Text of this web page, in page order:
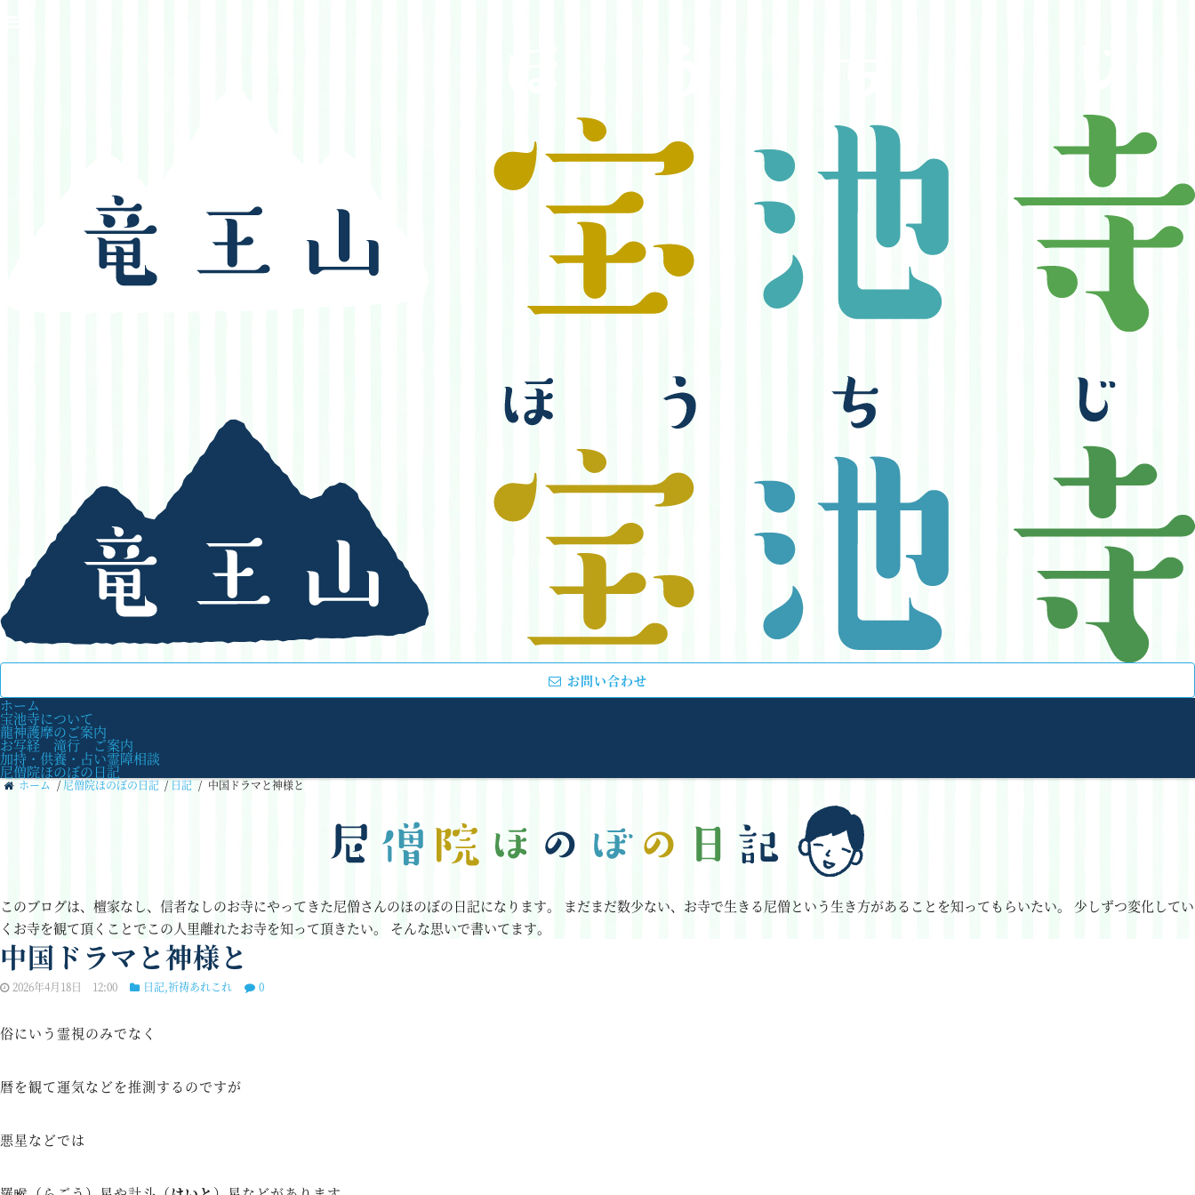
お問い合わせ
ホーム
宝池寺について
龍神護摩のご案内
お写経 滝行 ご案内
加持・供養・占い霊障相談
尼僧院ほのぼの日記
ホーム /尼僧院ほのぼの日記 /日記 / 中国ドラマと神様と
このブログは、檀家なし、信者なしのお寺にやってきた尼僧さんのほのぼの日記になります。 まだまだ数少ない、お寺で生きる尼僧という生き方があることを知ってもらいたい。
少しずつ変化してい
くお寺を観て頂くことでこの人里離れたお寺を知って頂きたい。 そんな思いで書いてます。
中国ドラマと神様と
2026年4月18日 12:00 日記,祈祷あれこれ 0
俗にいう霊視のみでなく
暦を観て運気などを推測するのですが
悪星などでは